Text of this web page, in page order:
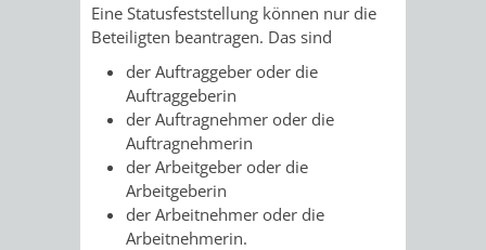
STADT
WIEDERVERMIETUNGSPRÄMIE
Eine Statusfeststellung können nur die
Beteiligten beantragen. Das sind
der Auftraggeber oder die
Auftraggeberin
der Auftragnehmer oder die
Auftragnehmerin
der Arbeitgeber oder die
Arbeitgeberin
der Arbeitnehmer oder die
Arbeitnehmerin.